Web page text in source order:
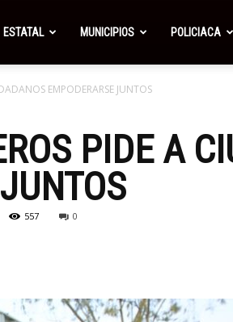
ESTATAL MUNICIPIOS POLICIACA
EMPODERARSE JUNTOS
PIDE A
557 0